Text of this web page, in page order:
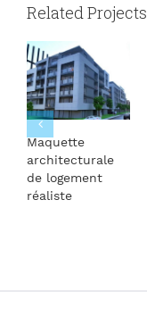
Related Projects
Maquette
architecturale
de logement
réaliste